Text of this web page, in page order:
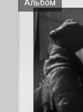
Альбом